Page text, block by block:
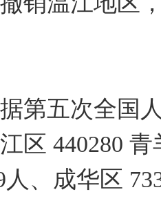
五次全国人
区 440280
人、成华区